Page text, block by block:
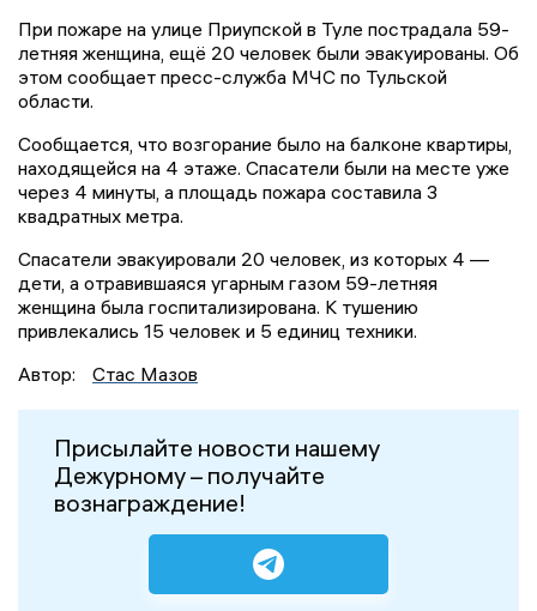
При пожаре на улице Приупской в Туле пострадала 59-
летняя женщина, ещё 20 человек были эвакуированы. Об
этом сообщает пресс-служба МЧС по Тульской
области.
Сообщается, что возгорание было на балконе квартиры,
находящейся на 4 этаже. Спасатели были на месте уже
через 4 минуты, а площадь пожара составила 3
квадратных метра.
Спасатели эвакуировали 20 человек, из которых 4 —
дети, а отравившаяся угарным газом 59-летняя
женщина была госпитализирована. К тушению
привлекались 15 человек и 5 единиц техники.
Автор:
Стас Мазов
Присылайте новости нашему
Дежурному – получайте
вознаграждение!